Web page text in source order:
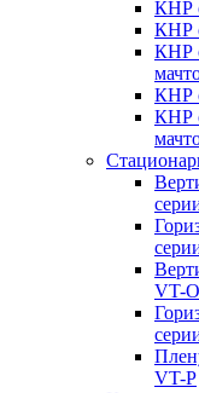
КНР
КНР
КНР
КНР
КНР
VT-O
VT-P